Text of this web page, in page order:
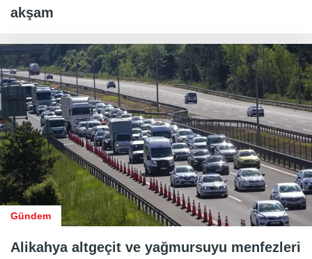
akşam
Gündem
Alikahya altgeçit ve yağmursuyu menfezleri